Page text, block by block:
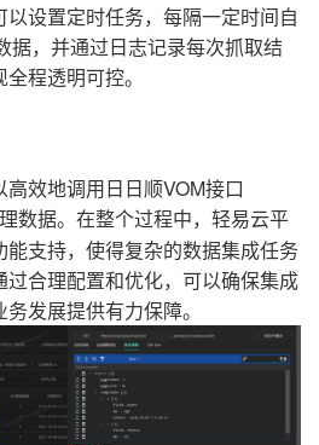
设置定时任务，每隔一定时间自
据，并通过日志记录每次抓取结
程透明可控。
效地调用日日顺VOM接口
数据。在整个过程中，轻易云平
支持，使得复杂的数据集成任务
合理配置和优化，可以确保集成
发展提供有力保障。